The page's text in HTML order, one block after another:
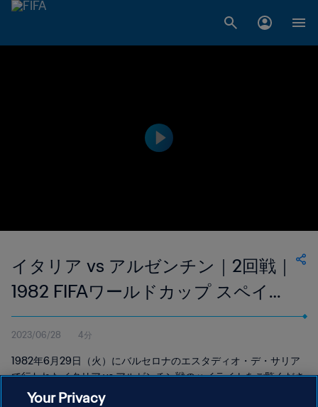
イタリア vs アルゼンチン｜2回戦｜
1982 FIFAワールドカップ スペイン
｜ハイライト
2023/06/28 4分
1982年6月29日（火）にバルセロナのエスタディオ・デ・サリア
で行われたイタリア vs アルゼンチン戦のハイライトをご覧くださ
い。Your Privacy